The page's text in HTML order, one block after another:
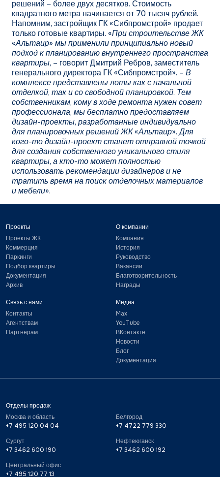
решений – более двух десятков. Стоимость
квадратного метра начинается от 70 тысяч рублей.
Напомним, застройщик ГК «Сибпромстрой» продает
только готовые квартиры. «При строительстве ЖК
«Альтаир» мы применили принципиально новый
подход к планированию внутреннего пространства
квартиры, – говорит Дмитрий Ребров, заместитель
генерального директора ГК «Сибпромстрой». – В
комплексе представлены лоты как с начальной
отделкой, так и со свободной планировкой. Тем
собственникам, кому в ходе ремонта нужен совет
профессионала, мы бесплатно предоставляем
дизайн-проекты, разработанные индивидуально
для планировочных решений ЖК «Альтаир». Для
кого-то дизайн-проект станет отправной точкой
для создания собственного уникального стиля
квартиры, а кто-то может полностью
использовать рекомендации дизайнеров и не
тратить время на поиск отделочных материалов
и мебели».
Проекты
Проекты ЖК
Коммерция
Паркинги
Подбор квартиры
Документация
Архив
О компании
Компания
История
Руководство
Вакансии
Благотворительность
Награды
Связь с нами
Контакты
Агентствам
Партнерам
Медиа
Max
YouTube
ВКонтакте
Новости
Блог
Документация
Отделы продаж
Москва и область
+7 495 120 04 04
Белгород
+7 4722 779 330
Сургут
+7 3462 600 190
Нефтеюганск
+7 3462 600 192
Центральный офис
+7 495 120 77 13